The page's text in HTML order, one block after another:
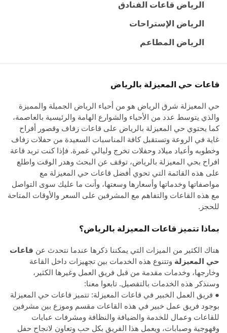
الرياض قاعات الفنادق
الرياض الإستراحات
الرياض المطاعم
قاعات حي المعيزلة بالرياض
حي المعيزلة شرق الرياض هو من أحياء الرياض الجميلة والمميزة
والذي يتوسط عدد من الأحياء والشوارع الهامة والرئيسية بالعاصمة،
كما يحتوي حي المعيزلة بالرياض على قاعات زفاف وقصور أفراح
غاية في الروعة وتستقبل كافة المناسبات السعيدة من حفلات زفاف
وخطوبه وأعياد ميلاد وحفلات تخرج وليالي غمرة. فإذا كنت تريد قاعة
افراح بحي المعيزلة بالرياض، توقف عن البحث وهدر الوقت واطلع
على هذه القائمة التي تحوي أفضل قاعات حي المعيزلة مع
مواصفاتها وخدماتها وأسعارها وسعتها، وأنت ما عليك سوى التواصل
مع هذه القاعات والتفاهم مع المشرفين على السعر والأوقات المتاحة
للحجز.
بماذا تتميز قاعات المعيزلة بالرياض؟
هناك الكثير من الميزات التي يمكننا ذكرها عندما نتحدث عن قاعات
حي المعيزلة وتتنوع هذه الخدمات بين تجهيزات داخل القاعة
وخارجها، وخدمات مقدمة من قبل فريق العمل وغيرها الكثير،
وسنذكر هذه الخدمات بالتفصيل. تابعوا معنا:
● فريق العمل الخبير في قاعات المعيزلة: تتميز قاعات حي المعيزلة
بوجود فريق عمل خبير في هذه القاعات مقسم وموزع بين مشرفين
للقاعات وعمال للخدمة والضيافة والنظافة ومشرفات عبايات
وقهوجية وصبابات، ويعمل هذا الفريق بكل حب وتعاون لانجاح حفل